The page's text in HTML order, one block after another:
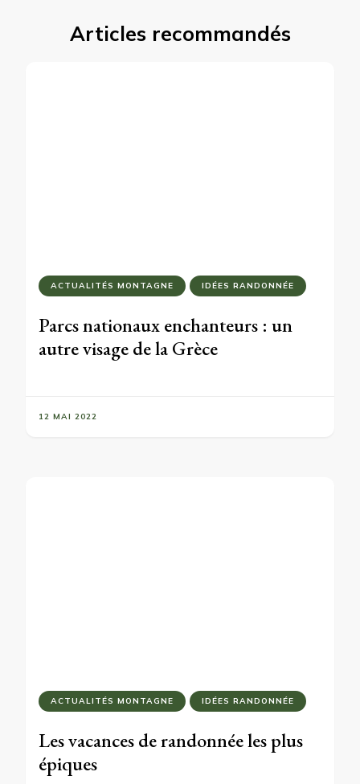
Articles recommandés
ACTUALITÉS MONTAGNE IDÉES RANDONNÉE
Parcs nationaux enchanteurs : un
autre visage de la Grèce
12 MAI 2022
ACTUALITÉS MONTAGNE IDÉES RANDONNÉE
Les vacances de randonnée les plus
épiques